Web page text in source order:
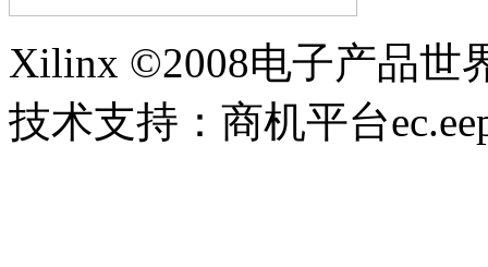
Xilinx ©2008电子产品世
技术支持：商机平台